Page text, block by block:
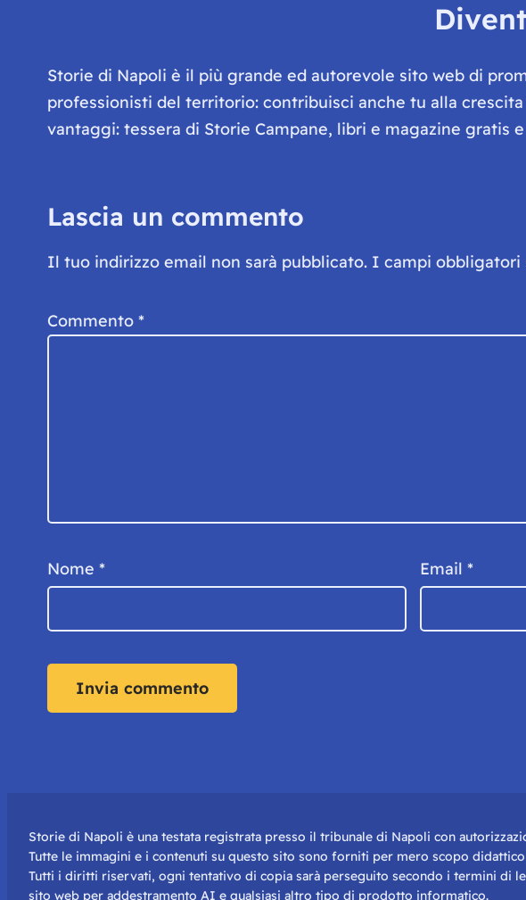
Storie di Napoli è il più grande ed autorevole sito web di
professionisti del territorio: contribuisci anche tu alla
vantaggi: tessera di Storie Campane, libri e magazine gratis
Lascia un commento
Il tuo indirizzo email non sarà pubblicato. I campi obbligatori
Commento *
Nome * Email *
Storie di Napoli è una testata registrata presso il tribunale di Napoli con
Tutte le immagini e i contenuti su questo sito sono forniti per mero scopo
Tutti i diritti riservati, ogni tentativo di copia sarà perseguito secondo i termini di
sito web per addestramento AI e qualsiasi altro tipo di prodotto informatico.